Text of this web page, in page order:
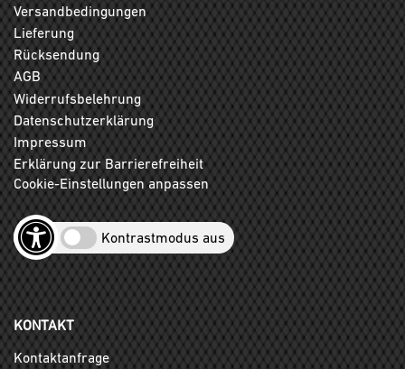
Versandbedingungen
Lieferung
Rücksendung
AGB
Widerrufsbelehrung
Datenschutzerklärung
Impressum
Erklärung zur Barrierefreiheit
Cookie-Einstellungen anpassen
Kontrastmodus aus
KONTAKT
Kontaktanfrage